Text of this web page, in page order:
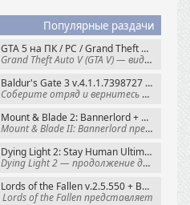
Популярные раздачи
GTA 5 на ПК / PC / Grand Theft Auto V: Premium Edition (2015) Steam-Rip
Grand Theft Auto V (GTA V) — видеоигра из
Baldur's Gate 3 v.4.1.1.7398727 + Все DLC (2023) GOG-Rip
Соберите отряд и вернитесь в Забытые
Mount & Blade 2: Bannerlord + War Sails v.1.4.7.117484 (2025) GOG
Mount & Blade II: Bannerlord представляет
Dying Light 2: Stay Human Ultimate Edition v.1.29.0 + Все DLC (2022) Пиратка
Dying Light 2 — продолжение динамичного
Lords of the Fallen v.2.5.550 + Все DLC (2023) Пиратка
Lords of the Fallen представляет